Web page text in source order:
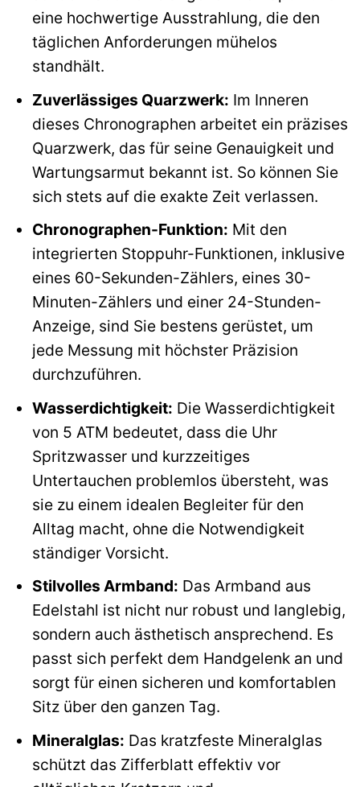
eine hochwertige Ausstrahlung, die den
täglichen Anforderungen mühelos
standhält.
Zuverlässiges Quarzwerk: Im Inneren
dieses Chronographen arbeitet ein präzises
Quarzwerk, das für seine Genauigkeit und
Wartungsarmut bekannt ist. So können Sie
sich stets auf die exakte Zeit verlassen.
Chronographen-Funktion: Mit den
integrierten Stoppuhr-Funktionen, inklusive
eines 60-Sekunden-Zählers, eines 30-
Minuten-Zählers und einer 24-Stunden-
Anzeige, sind Sie bestens gerüstet, um
jede Messung mit höchster Präzision
durchzuführen.
Wasserdichtigkeit: Die Wasserdichtigkeit
von 5 ATM bedeutet, dass die Uhr
Spritzwasser und kurzzeitiges
Untertauchen problemlos übersteht, was
sie zu einem idealen Begleiter für den
Alltag macht, ohne die Notwendigkeit
ständiger Vorsicht.
Stilvolles Armband: Das Armband aus
Edelstahl ist nicht nur robust und langlebig,
sondern auch ästhetisch ansprechend. Es
passt sich perfekt dem Handgelenk an und
sorgt für einen sicheren und komfortablen
Sitz über den ganzen Tag.
Mineralglas: Das kratzfeste Mineralglas
schützt das Zifferblatt effektiv vor